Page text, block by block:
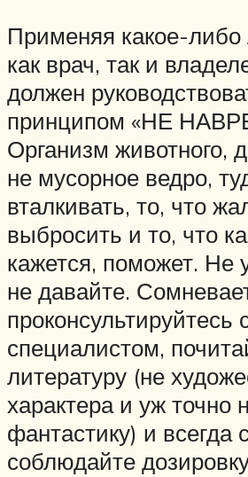
Применяя какое-либо
как врач, так и
должен
принципом «НЕ
Организм животного,
не мусорное ведро,
вталкивать, то, что
выбросить и то, что
кажется, поможет. Не
не давайте.
проконсультируйтесь
специалистом,
литературу (не
характера и уж точно
фантастику) и всегда
соблюдайте